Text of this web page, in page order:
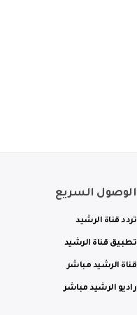
الوصول السريع
تردد قناة الرشيد
تطبيق قناة الرشيد
قناة الرشيد مباشر
راديو الرشيد مباشر